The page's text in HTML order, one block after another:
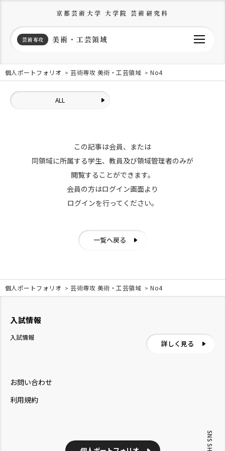
京都芸術大学 大学院 芸術研究科
芸術専攻 美術・工芸領域
個人ポートフォリオ 芸術専攻 美術・工芸領域 No4
ALL
この記事は会員、または
同領域に所属する学生、教員及び領域管理者のみが
閲覧することができます。
会員の方はログイン画面より
ログインを行ってください。
一覧へ戻る
個人ポートフォリオ 芸術専攻 美術・工芸領域 No4
お問い合わせ
利用規約
入試情報
入試情報
詳しく見る